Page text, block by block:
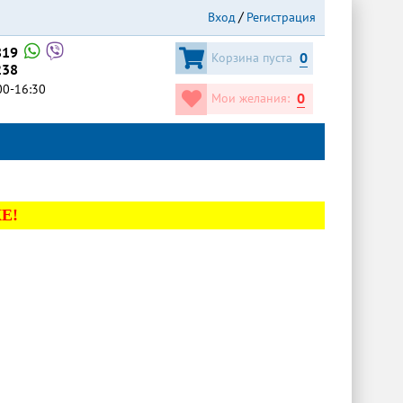
Вход Регистрация
16:30
Корзина пуста 0
Мои желания: 0